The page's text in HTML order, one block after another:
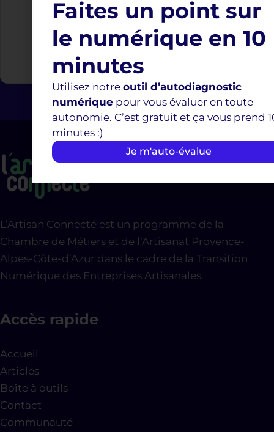
L’Artisan Connecté est un programme de la
Chambre de Métiers et de l’Artisanat Provence-
Alpes-Côte-d’Azur dans le cadre de la Transition
Numérique des Entreprises Artisanales.
Accès rapide
Accueil
Articles
Boîte à outils
Contact
Communauté
Faites un point sur
le numérique en 10
minutes
Utilisez notre outil d’autodiagnostic
numériquepour vous évaluer en toute
autonomie. C’est gratuit et ça vous prend
minutes :)
Je m'auto-évalue